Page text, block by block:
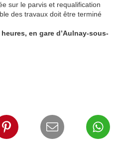
sur le parvis et requalification
des travaux doit être terminé
en gare d’Aulnay-sous-